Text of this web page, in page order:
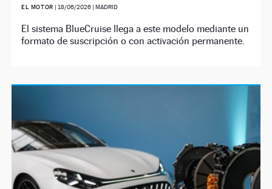
EL MOTOR | 18/06/2026| MADRID
El sistema BlueCruise llega a este modelo mediante un
formato de suscripción o con activación permanente.